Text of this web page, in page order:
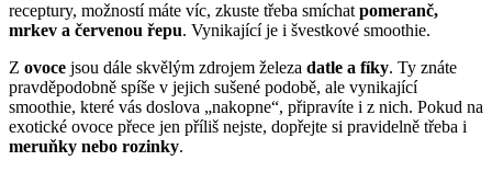
receptury, možností máte víc, zkuste třeba smíchat pomeranč,
mrkev a červenou řepu. Vynikající je i švestkové smoothie.
Z ovoce jsou dále skvělým zdrojem železa datle a fíky. Ty znáte
pravděpodobně spíše v jejich sušené podobě, ale vynikající
smoothie, které vás doslova „nakopne“, připravíte i z nich. Pokud na
exotické ovoce přece jen příliš nejste, dopřejte si pravidelně třeba i
meruňky nebo rozinky.